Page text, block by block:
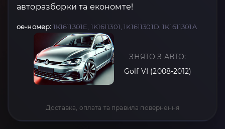
авторазборки та економте!
oe-номер: 1K1611301E, 1K1611301, 1K1611301D, 1K1611301A
ЗНЯТО З АВТО:
Golf VI (2008-2012)
Доставка, оплата та правила повернення